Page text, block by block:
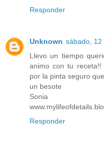
Responder
Unknown sábado, 12
Llevo un tiempo
animo con tu
por la pinta seguro
un besote
Sonia
Responder